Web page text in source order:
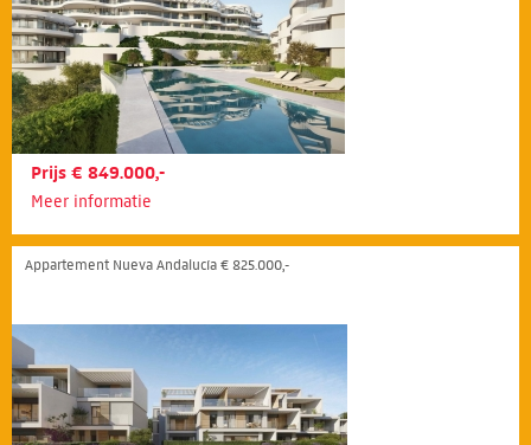
Prijs € 849.000,-
Meer informatie
Appartement Nueva Andalucía € 825.000,-